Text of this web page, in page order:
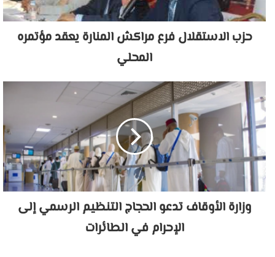
حزب الاستقلال فرع مراكش المنارة يعقد مؤتمره
المحلي
وزارة الأوقاف تدعو الحجاج التنظيم الرسمي إلى
الإحرام في الطائرات